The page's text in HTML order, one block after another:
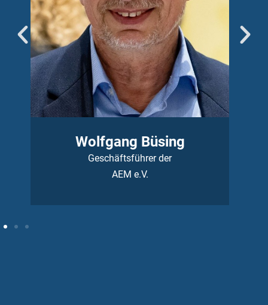
Renate Hauer
AEM Geschäftsstelle